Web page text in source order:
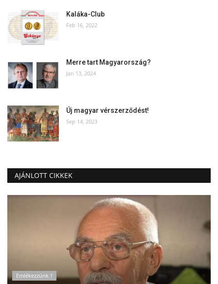
Kaláka-Club
Feb 16, 2022
Merre tart Magyarország?
Jan 13, 2024
Új magyar vérszerződést!
Sep 14, 2023
AJÁNLOTT CIKKEK
Emlékezzünk †